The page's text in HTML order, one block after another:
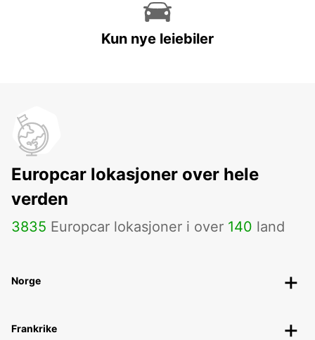
Kun nye leiebiler
Europcar lokasjoner over hele
verden
3835 Europcar lokasjoner i over 140 land
Norge
Frankrike